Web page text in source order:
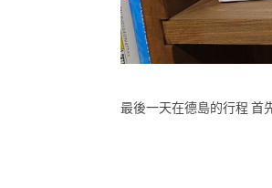
最後一天在德島的行程 首